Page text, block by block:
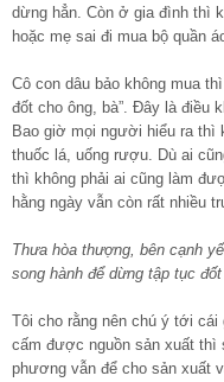
dừng hẳn. Còn ở gia đình thì
hoặc mẹ sai đi mua bộ quần
Cô con dâu bảo không mua
đốt cho ông, bà”. Đây là điều
Bao giờ mọi người hiểu ra thì
thuốc lá, uống rượu. Dù ai
thì không phải ai cũng làm
hằng ngày vẫn còn rất nhiều
Thưa hòa thượng, bên cạnh
song hành để dừng tập tục
Tôi cho rằng nên chú ý tới
cấm được nguồn sản xuất thì
phương vẫn để cho sản xuất